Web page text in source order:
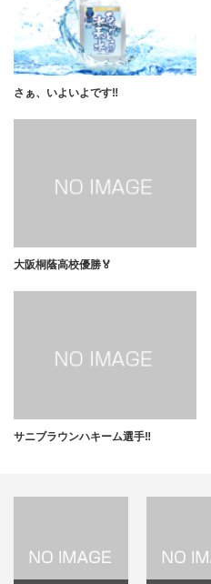
さぁ、いよいよです‼️
大阪桐蔭高校優勝🏅
サニブラウンハキーム選手‼️